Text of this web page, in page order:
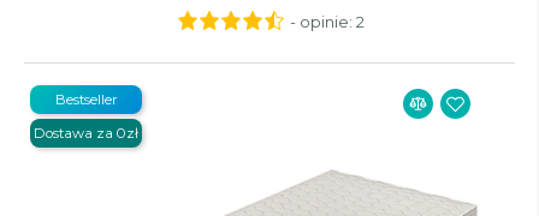
- opinie: 2
Bestseller
Dostawa za 0zł